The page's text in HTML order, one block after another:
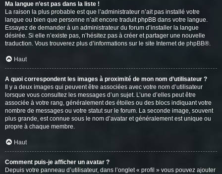
Ma langue n’est pas dans la liste !
La raison la plus probable est que l’administrateur n’ait pas installé votre
langue ou bien que personne n’ait encore traduit phpBB dans votre langue.
Essayez de demander à un administrateur du forum d’installer la langue
désirée. Si elle n’existe pas, n’hésitez pas à créer et partager une nouvelle
traduction. Vous trouverez plus d’informations sur le site Internet de phpBB®.
Haut
A quoi correspondent les images à proximité de mon nom d’utilisateur ?
Il y a deux images qui peuvent être associées avec votre nom d’utilisateur
lorsque vous consultez les messages d’un sujet. L’une d’elles peut être
associée à votre rang, généralement des étoiles ou des blocs indiquant votre
nombre de messages ou votre statut sur le forum. La seconde image, souvent
plus grande, est connue sous le nom d’avatar et généralement est unique ou
propre à chaque membre.
Haut
Comment puis-je afficher un avatar ?
Depuis votre panneau d’utilisateur, dans l’onglet « profil » vous pouvez ajouter